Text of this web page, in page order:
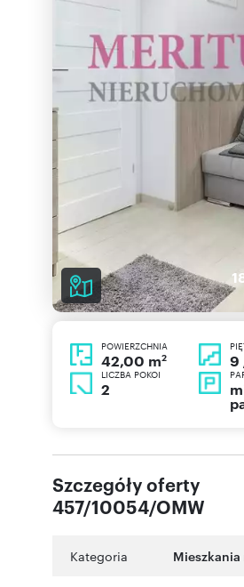
POWIERZCHNIA
42,00 m2 9
LICZBA POKOI
2
Szczegóły oferty
457/10054/OMW
Kategoria